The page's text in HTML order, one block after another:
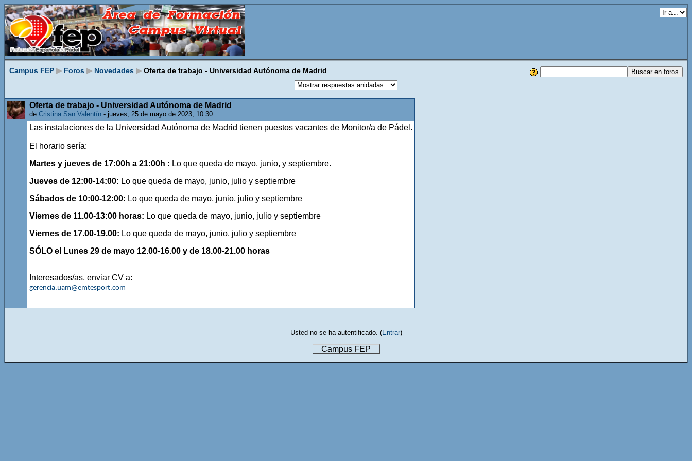
Campus FEP ▶ Foros ▶ Novedades ▶ Oferta de trabajo - Universidad Autónoma de Madrid
Oferta de trabajo - Universidad Autónoma de Madrid
de Cristina San Valentín - jueves, 25 de mayo de 2023, 10:30
Las instalaciones de la Universidad Autónoma de Madrid tienen puestos vacantes de Monitor/a de Pádel.
El horario sería:
Martes y jueves de 17:00h a 21:00h : Lo que queda de mayo, junio, y septiembre.
Jueves de 12:00-14:00: Lo que queda de mayo, junio, julio y septiembre
Sábados de 10:00-12:00: Lo que queda de mayo, junio, julio y septiembre
Viernes de 11.00-13:00 horas: Lo que queda de mayo, junio, julio y septiembre
Viernes de 17.00-19.00: Lo que queda de mayo, junio, julio y septiembre
SÓLO el Lunes 29 de mayo 12.00-16.00 y de 18.00-21.00 horas
Interesados/as, enviar CV a:
gerencia.uam@emtesport.com
Usted no se ha autentificado. (Entrar)
Campus FEP